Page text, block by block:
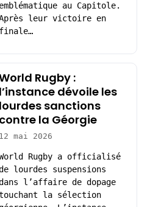
emblématique au Capitole.
leur victoire en
finale…
Rugby :
dévoile les
lourdes sanctions
contre la Géorgie
12 mai 2026
Rugby a officialisé
lourdes suspensions
l’affaire de dopage
la sélection